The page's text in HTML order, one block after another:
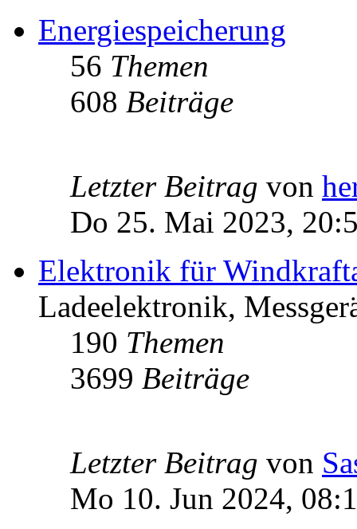
Energiespeicherung
56 Themen
608 Beiträge
Letzter Beitrag von
Do 25. Mai 2023,
Elektronik für
Ladeelektronik,
190 Themen
3699 Beiträge
Letzter Beitrag von
Mo 10. Jun 2024,